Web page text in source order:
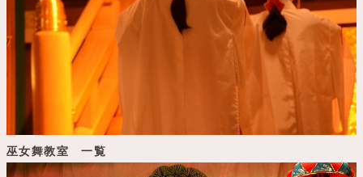
巫女舞教室 一覧